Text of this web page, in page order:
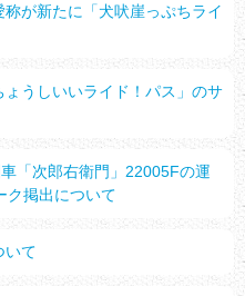
が新たに「犬吠崖っぷちライ
うしいいライド！パス」のサ
「次郎右衛門」22005Fの運
ク掲出について
いて